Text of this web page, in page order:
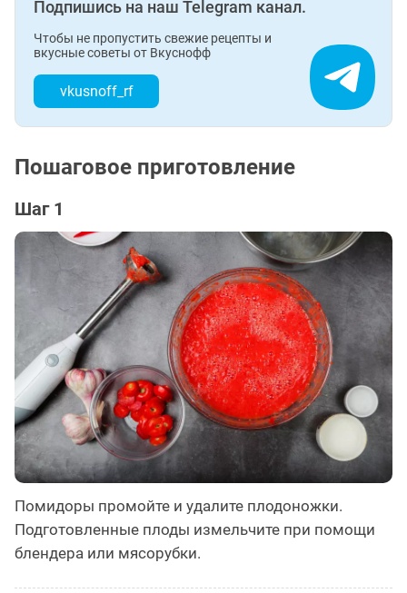
Подпишись на наш Telegram канал.
Чтобы не пропустить свежие рецепты и
вкусные советы от Вкуснофф
vkusnoff_rf
Пошаговое приготовление
Шаг 1
Помидоры промойте и удалите плодоножки.
Подготовленные плоды измельчите при помощи
блендера или мясорубки.